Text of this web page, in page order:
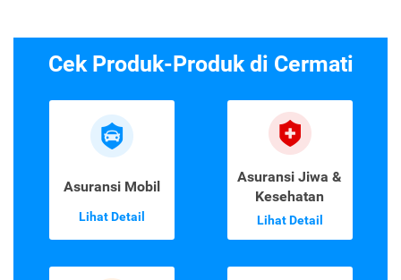
Cek Produk-Produk di Cermati
Asuransi Mobil
Lihat Detail
Asuransi Jiwa &
Kesehatan
Lihat Detail